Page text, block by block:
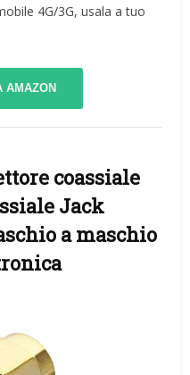
4G/3G, usala a tuo
AMAZON
coassiale
Jack
a maschio